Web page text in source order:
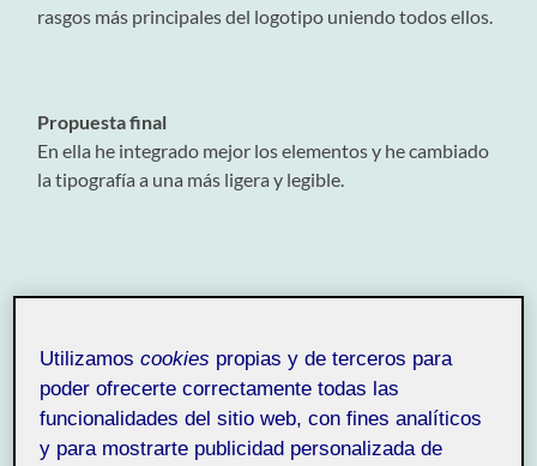
rasgos más principales del logotipo uniendo todos ellos.
Propuesta final
En ella he integrado mejor los elementos y he cambiado
la tipografía a una más ligera y legible.
Un saludo.
Proyecto I. Identidad y marca 20.117 .
LECTURA DEL MÓDULO 2. DISEÑO DE MARCAS
Utilizamoscookies propias y de terceros para
poder ofrecerte correctamente todas las
funcionalidades del sitio web, con fines analíticos
y para mostrarte publicidad personalizada de